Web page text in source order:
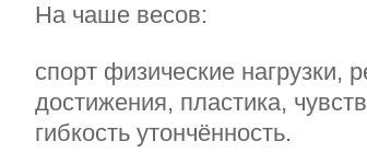
На чаше весов:
спорт физические нагрузки,
достижения, пластика,
гибкость утончённость.